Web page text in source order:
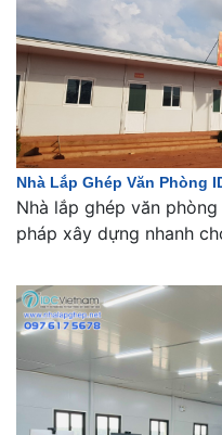
Nhà Lắp Ghép Văn Phòng
Nhà lắp ghép văn
pháp xây dựng nhanh